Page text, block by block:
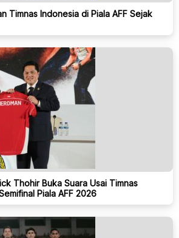
Timnas Indonesia di Piala AFF Sejak
Thohir Buka Suara Usai Timnas
Piala AFF 2026